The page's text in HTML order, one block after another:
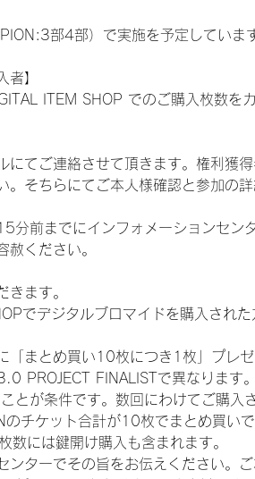
部4部）で実施を予定していま
者】
ITEM SHOP でのご購入枚数を
にてご連絡させて頂きます。権利獲
そちらにてご本人様確認と参加の
分前までにインフォメーションセン
赦ください。
きます。
でデジタルブロマイドを購入され
「まとめ買い10枚につき1枚」プレゼ
PROJECT FINALISTで異なります。
とが条件です。数回にわけてご購入
チケット合計が10枚でまとめ買い
数には鍵開け購入も含まれます。
ターでその旨をお伝えください。